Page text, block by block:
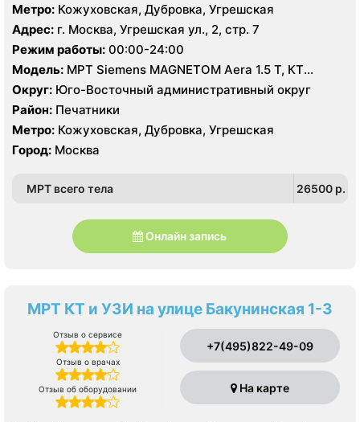
Метро: Кожуховская, Дубровка, Угрешская
Адрес: г. Москва, Угрешская ул., 2, стр. 7
Режим работы: 00:00-24:00
Модель: МРТ Siemens MAGNETOM Aera 1.5 T, КТ
Siemens SOMATOM Perspective 128 срезов, УЗИ
Округ: Юго-Восточный административный округ
Район: Печатники
Метро: Кожуховская, Дубровка, Угрешская
Город: Москва
МРТ всего тела 26500 p.
Онлайн запись
МРТ КТ и УЗИ на улице Бакунинская 1-3
Отзыв о сервисе
Отзыв о врачах
Отзыв об оборудовании
+7(495)822-49-09
На карте